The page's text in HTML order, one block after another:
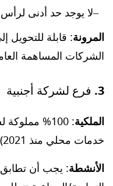
لا يوجد حد أدنى لرأس
المرونة: قابلة للتحويل
الشركات المساهمة
3. فرع لشركة أجنبية
الملكية
: 100%
خدمات محلي منذ 2021).
الأنشطة: يجب أن تطابق